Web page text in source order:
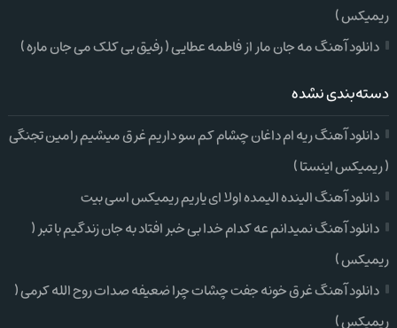
ریمیکس )
دانلود آهنگ مه جان مار از فاطمه عطایی ( رفیق بی کلک می جان ماره )
دسته‌بندی نشده
دانلود آهنگ ریه ام داغان چشام کم سو داریم غرق میشیم رامین تجنگی
( ریمیکس اینستا )
دانلود آهنگ الینده الیمده اولا ای یاریم ریمیکس اسی بیت
دانلود آهنگ نمیدانم عه کدام خدا بی خبر افتاد به جان زندگیم با تبر (
ریمیکس )
دانلود آهنگ غرق خونه جفت چشات چرا ضعیفه صدات روح الله کرمی (
ریمیکس )